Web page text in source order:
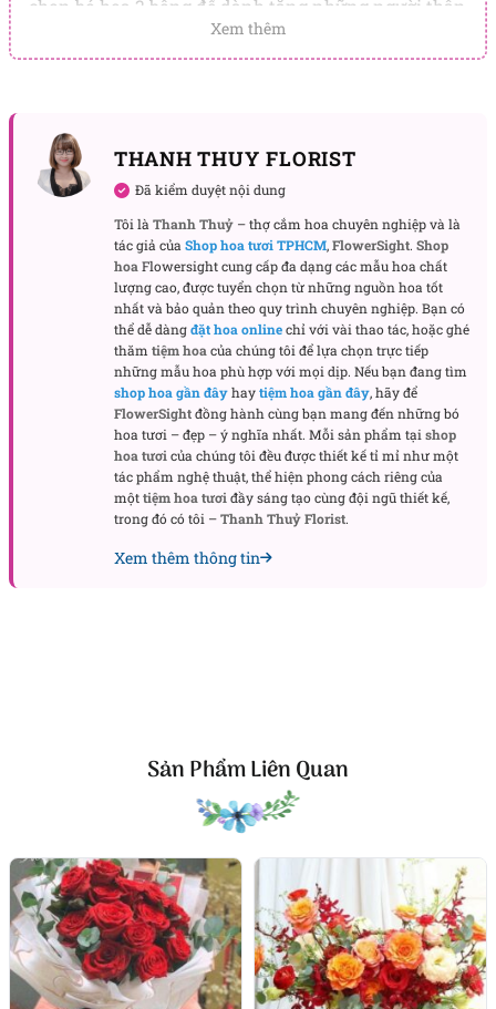
chọn bó hoa 3 bông để dành tặng những người thân
yêu nhất, tất cả là vì những ý nghĩa cụ thể như sau:
ba giai đoạn: quá khứ, hiện tại và tương lai. Điều này
tượng trưng cho mong muốn rằng tình yêu sẽ tiếp tục
phát triển và bền vững mãi mãi.
: Ba bông hoa có thể đại diện cho
sự hòa hợp và sự trọn vẹn trong mối quan hệ, biểu hiện
một mối tình vững chắc, đầy đủ sự thấu hiểu, quan tâm
và chăm sóc.
Nói lên sự kính trọng, biết ơn: Trong một số trường hợp,
bó hoa 3 bông có thể được tặng để thể hiện lòng biết ơn và
sự kính trọng đối với người nhận, đặc biệt là trong các mối
quan hệ gia đình, bạn bè thân thiết hoặc đối tác.
Lời tỏ tình”Anh yêu em”: Trong tình yêu, tặng bó hoa 3
bông thường được hiểu là lời tỏ tình trực tiếp, tượng trưng
cho câu nói “I love you”. Đây là cách ngắn gọn, ý nhị
nhưng sâu sắc để thể hiện tình cảm với đối phương.
Như vậy, đây là món quà đại diện cho tình yêu, sự
gắn kết và lòng trân trọng của người thân yêu
Những dịp nào bó hoa 3 bông
Xem thêm
THANH THUY FLORIST
Đã kiểm duyệt nội dung
Tôi là Thanh Thuỷ – thợ cắm hoa chuyên nghiệp và là
tác giả của Shop hoa tươi TPHCM,FlowerSight. Shop
hoa Flowersight cung cấp đa dạng các mẫu hoa chất
lượng cao, được tuyển chọn từ những nguồn hoa tốt
nhất và bảo quản theo quy trình chuyên nghiệp. Bạn có
thể dễ dàngđặt hoa onlinechỉ với vài thao tác, hoặc ghé
thăm tiệm hoa của chúng tôi để lựa chọn trực tiếp
những mẫu hoa phù hợp với mọi dịp. Nếu bạn đang tìm
shop hoa gần đâyhaytiệm hoa gần đây, hãy để
FlowerSightđồng hành cùng bạn mang đến những bó
hoa tươi – đẹp – ý nghĩa nhất. Mỗi sản phẩm tại shop
hoa tươi của chúng tôi đều được thiết kế tỉ mỉ như một
tác phẩm nghệ thuật, thể hiện phong cách riêng của
mộttiệm hoa tươi đầy sáng tạo cùng đội ngũ thiết kế,
trong đó có tôi –Thanh Thuỷ Florist.
Xem thêm thông tin
Sản Phẩm Liên Quan